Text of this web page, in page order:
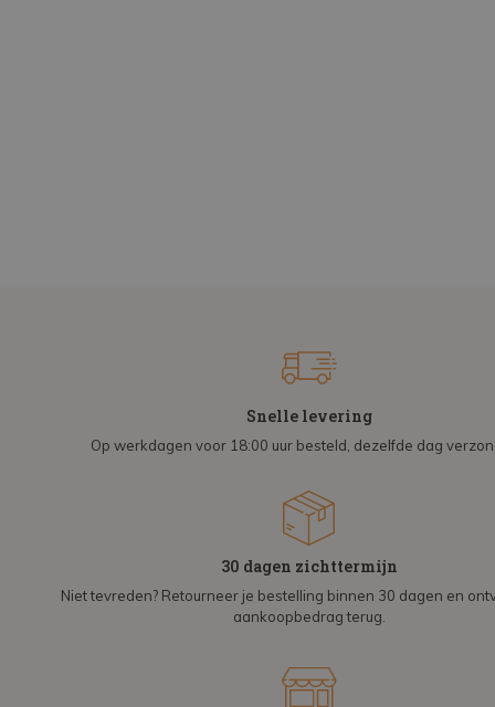
Snelle levering
Op werkdagen voor 18:00 uur besteld, dezelfde dag
30 dagen zichttermijn
Niet tevreden? Retourneer je bestelling binnen 30 dagen en
aankoopbedrag terug.